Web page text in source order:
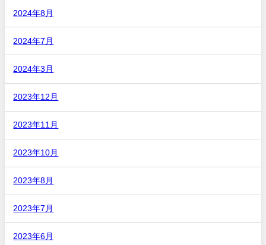
2024年8月
2024年7月
2024年3月
2023年12月
2023年11月
2023年10月
2023年8月
2023年7月
2023年6月